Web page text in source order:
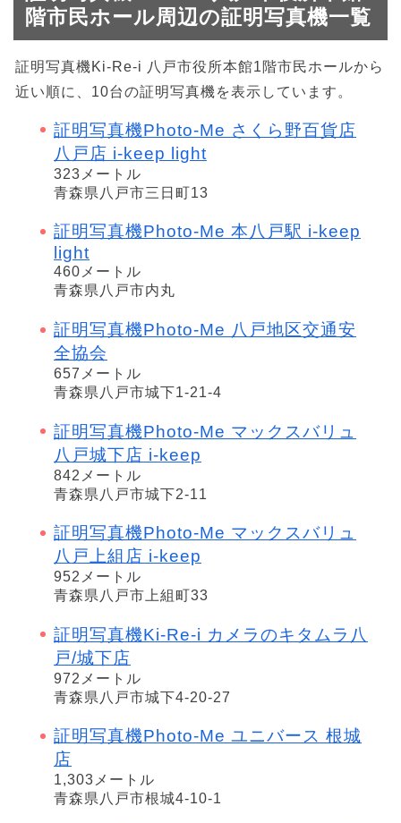
階市民ホール周辺の証明写真機一覧
証明写真機Ki-Re-i 八戸市役所本館1階市民ホールから
近い順に、10台の証明写真機を表示しています。
証明写真機Photo-Me さくら野百貨店
八戸店 i-keep light
323メートル
青森県八戸市三日町13
証明写真機Photo-Me 本八戸駅 i-keep
light
460メートル
青森県八戸市内丸
証明写真機Photo-Me 八戸地区交通安
全協会
657メートル
青森県八戸市城下1-21-4
証明写真機Photo-Me マックスバリュ
八戸城下店 i-keep
842メートル
青森県八戸市城下2-11
証明写真機Photo-Me マックスバリュ
八戸上組店 i-keep
952メートル
青森県八戸市上組町33
証明写真機Ki-Re-i カメラのキタムラ八
戸/城下店
972メートル
青森県八戸市城下4-20-27
証明写真機Photo-Me ユニバース 根城
店
1,303メートル
青森県八戸市根城4-10-1